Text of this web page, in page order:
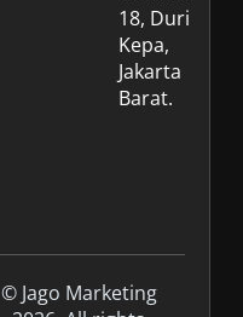
18, Duri
Kepa,
Jakarta
Barat.
© Jago Marketing